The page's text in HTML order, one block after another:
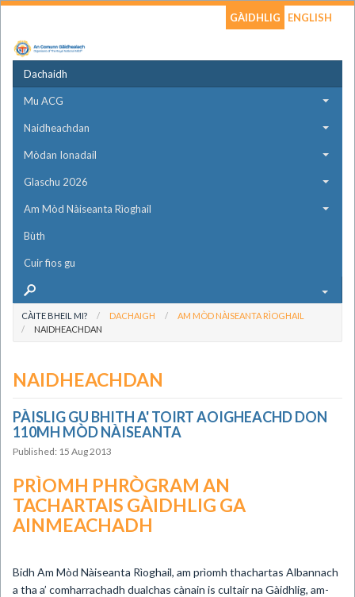
GÀIDHLIG ENGLISH
Dachaidh
Mu ACG
Naidheachdan
Mòdan Ionadail
Glaschu 2026
Am Mòd Nàiseanta Rìoghail
Bùth
Cuir fios gu
CÀITE BHEIL MI? DACHAIGH
AM MÒD NÀISEANTA RÌOGHAIL
NAIDHEACHDAN
NAIDHEACHDAN
PÀISLIG GU BHITH A' TOIRT AOIGHEACHD DON
110MH MÒD NÀISEANTA
Published: 15 Aug 2013
PRÌOMH PHRÒGRAM AN
TACHARTAIS GÀIDHLIG GA
AINMEACHADH
Bidh Am Mòd Nàiseanta Rìoghail, am prìomh thachartas Albannach
a tha a’ comharrachadh dualchas cànain is cultair na Gàidhlig, am-